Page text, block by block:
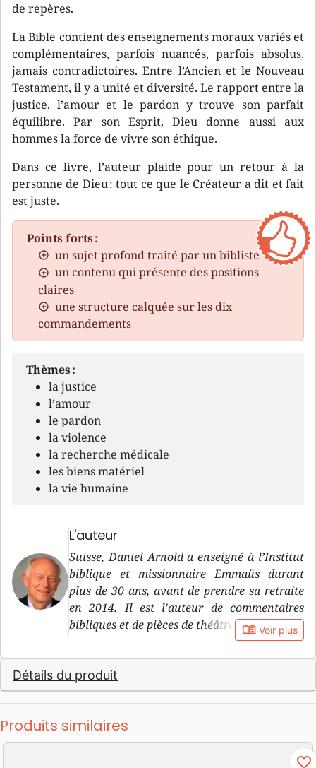
de repères.
La Bible contient des enseignements moraux variés et
complémentaires, parfois nuancés, parfois absolus,
jamais contradictoires. Entre l’Ancien et le Nouveau
Testament, il y a unité et diversité. Le rapport entre la
justice, l’amour et le pardon y trouve son parfait
équilibre. Par son Esprit, Dieu donne aussi aux
hommes la force de vivre son éthique.
Dans ce livre, l’auteur plaide pour un retour à la
personne de Dieu : tout ce que le Créateur a dit et fait
est juste.
Points forts :
un sujet profond traité par un bibliste
un contenu qui présente des positions
claires
une structure calquée sur les dix
commandements
Thèmes :
la justice
l’amour
le pardon
la violence
la recherche médicale
les biens matériel
la vie humaine
L'auteur
Suisse, Daniel Arnold a enseigné à l’Institut
biblique et missionnaire Emmaüs durant
plus de 30 ans, avant de prendre sa retraite
en 2014. Il est l'auteur de commentaires
bibliques et de pièces de théâtre, notamment.
book_open Voir plus
Détails du produit
Produits similaires
favorite_border